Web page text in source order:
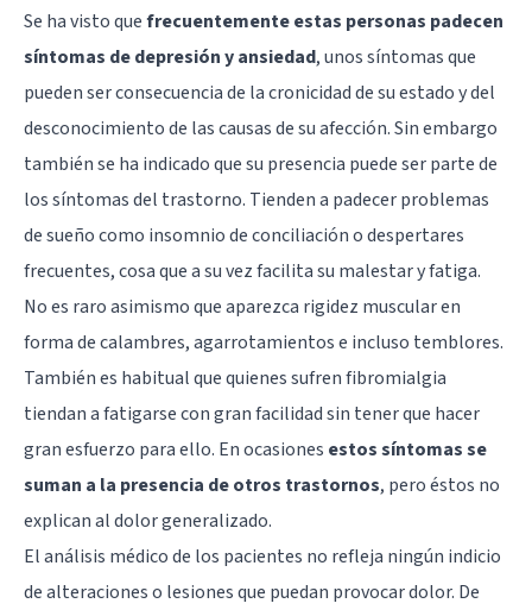
Se ha visto quefrecuentemente estas personas padecen
síntomas de depresión y ansiedad, unos síntomas que
pueden ser consecuencia de la cronicidad de su estado y del
desconocimiento de las causas de su afección. Sin embargo
también se ha indicado que su presencia puede ser parte de
los síntomas del trastorno. Tienden a padecerproblemas
de sueñocomo insomnio de conciliación o despertares
frecuentes, cosa que a su vez facilita su malestar y fatiga.
No es raro asimismo que aparezca rigidez muscular en
forma de calambres, agarrotamientos e incluso temblores.
También es habitual que quienes sufren fibromialgia
tiendan a fatigarse con gran facilidad sin tener que hacer
gran esfuerzo para ello. En ocasiones estos síntomas se
suman a la presencia de otros trastornos, pero éstos no
explican al dolor generalizado.
El análisis médico de los pacientes no refleja ningún indicio
de alteraciones o lesiones que puedan provocar dolor. De